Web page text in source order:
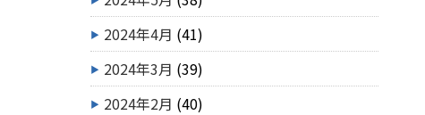
2024年4月 (41)
2024年3月 (39)
2024年2月 (40)